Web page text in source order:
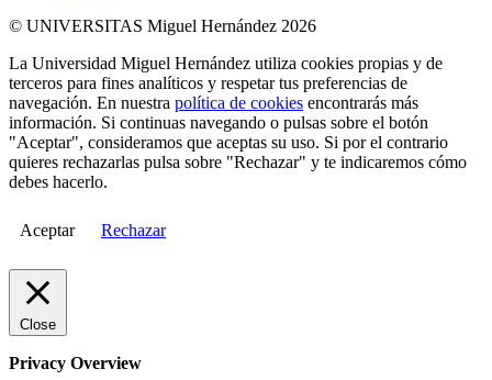
© UNIVERSITAS Miguel Hernández 2026
La Universidad Miguel Hernández utiliza cookies propias y de
terceros para fines analíticos y respetar tus preferencias de
navegación. En nuestra política de cookies encontrarás más
información. Si continuas navegando o pulsas sobre el botón
"Aceptar", consideramos que aceptas su uso. Si por el contrario
quieres rechazarlas pulsa sobre "Rechazar" y te indicaremos cómo
debes hacerlo.
Aceptar Rechazar
Close
Privacy Overview